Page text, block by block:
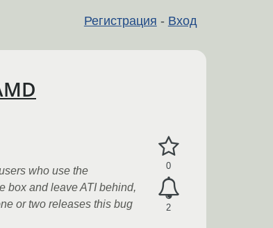
Регистрация - Вход
0
2
who use the
box and leave ATI behind,
or two releases this bug